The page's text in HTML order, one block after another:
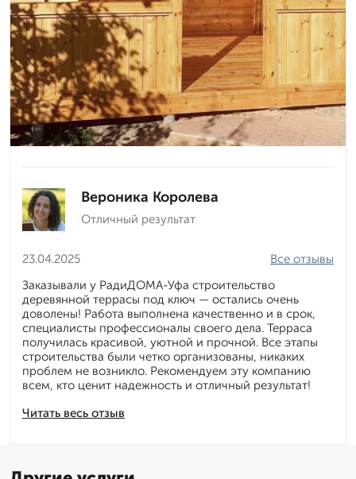
Вероника Королева
Отличный результат
23.04.2025
Читать весь отзыв
Все отзывы
Заказывали у РадиДОМА-Уфа строительство
деревянной террасы под ключ — остались очень
доволены! Работа выполнена качественно и в срок,
специалисты профессионалы своего дела. Терраса
получилась красивой, уютной и прочной. Все этапы
строительства были четко организованы, никаких
проблем не возникло. Рекомендуем эту компанию
всем, кто ценит надежность и отличный результат!